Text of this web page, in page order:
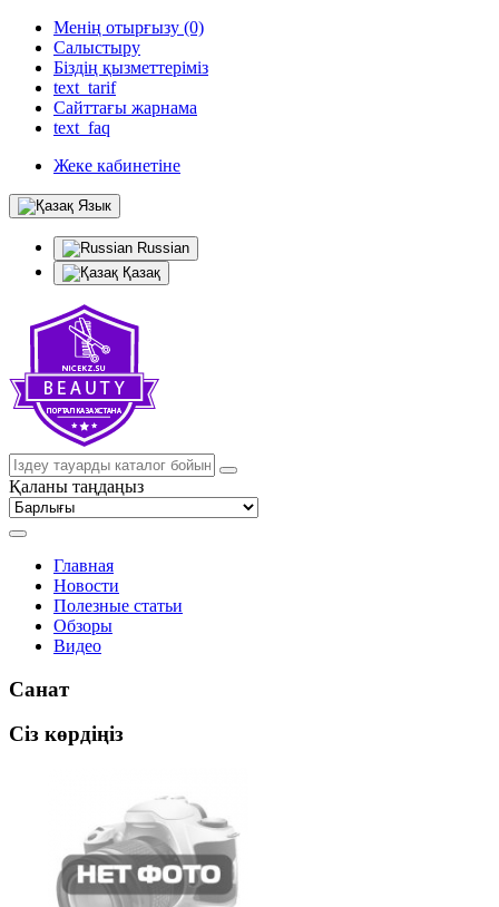
Менің отырғызу (0)
Салыстыру
Біздің қызметтеріміз
text_tarif
Сайттағы жарнама
text_faq
Жеке кабинетіне
Язык
Russian
Қазақ
Қаланы таңдаңыз
Главная
Новости
Полезные статьи
Обзоры
Видео
Санат
Сіз көрдіңіз